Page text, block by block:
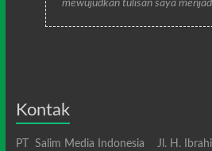
mewujudkan tulisan saya
Kontak
PT Salim Media Indonesia Jl. H.